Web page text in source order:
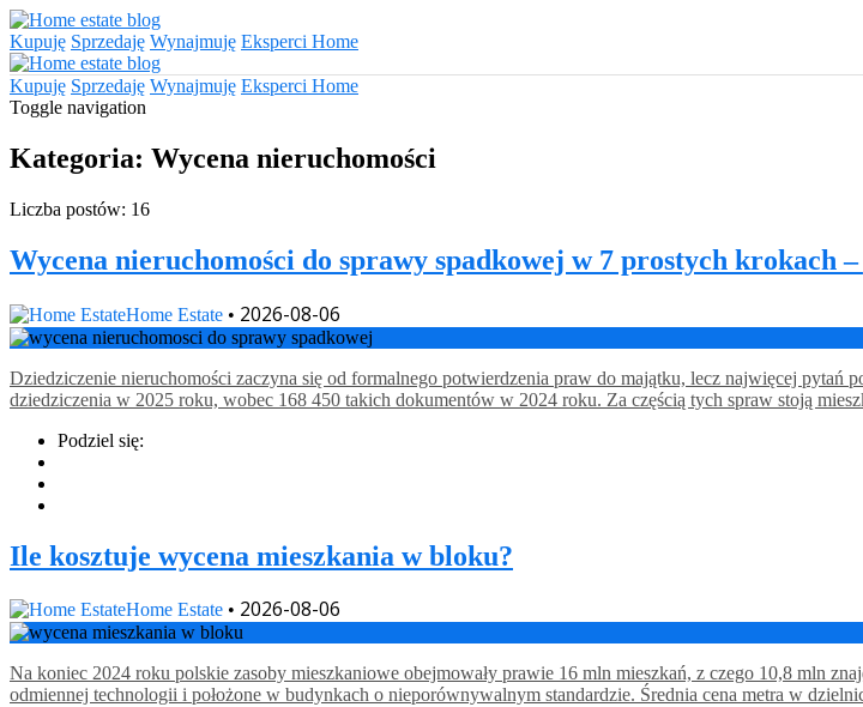
Kupuję Sprzedaję Wynajmuję Eksperci Home
Kupuję Sprzedaję Wynajmuję Eksperci Home
Toggle navigation
Kategoria: Wycena nieruchomości
Liczba postów: 16
Wycena nieruchomości do sprawy spadkowej w 7 prostych krokach
Home Estate • 2026-08-06
Dziedziczenie nieruchomości zaczyna się od formalnego potwierdzenia praw do majątku, lecz najwięcej pytań
dziedziczenia w 2025 roku, wobec 168 450 takich dokumentów w 2024 roku. Za częścią tych spraw stoją
Podziel się:
Ile kosztuje wycena mieszkania w bloku?
Home Estate • 2026-08-06
Na koniec 2024 roku polskie zasoby mieszkaniowe obejmowały prawie 16 mln mieszkań, z czego 10,8 mln
odmiennej technologii i położone w budynkach o nieporównywalnym standardzie. Średnia cena metra w